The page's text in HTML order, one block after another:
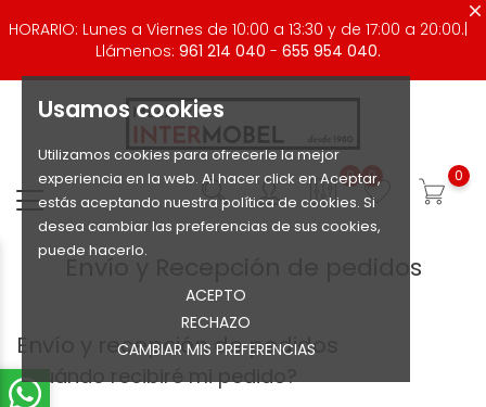
Usamos cookies
Utilizamos cookies para ofrecerle la mejor
experiencia en la web. Al hacer click en Aceptar,
estás aceptando nuestra política de cookies. Si
desea cambiar las preferencias de sus cookies,
puede hacerlo.
ACEPTO
RECHAZO
CAMBIAR MIS PREFERENCIAS
HORARIO: Lunes a Viernes de 10:00 a 13:30 y de 17:00 a 20:00.|
Llámenos: 961 214 040 - 655 954 040.
0 0 0
Envío y Recepción de pedidos
Envío y recepción de pedidos
¿Cuándo recibiré mi pedido?